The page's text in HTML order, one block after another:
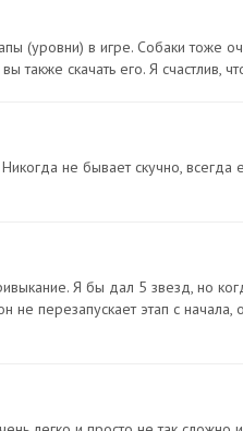
(уровни) в игре. Собаки тоже
также скачать его. Я счастлив,
не бывает скучно,
Я бы дал 5 звезд, но
не перезапускает этап с начала,